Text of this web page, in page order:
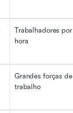
Trabalhadores por
hora
Grandes forças de
trabalho